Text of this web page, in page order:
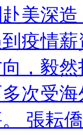
美深
疫情
，毅
次受
張耘